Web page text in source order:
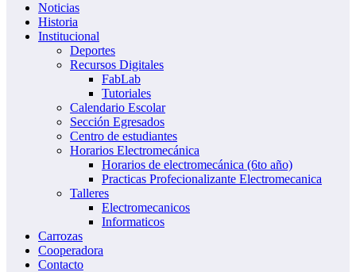
Noticias
Historia
Institucional
Deportes
Recursos Digitales
FabLab
Tutoriales
Calendario Escolar
Sección Egresados
Centro de estudiantes
Horarios Electromecánica
Horarios de electromecánica (6to año)
Practicas Profecionalizante Electromecanica
Talleres
Electromecanicos
Informaticos
Carrozas
Cooperadora
Contacto